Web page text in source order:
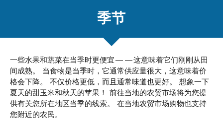
季节
一些水果和蔬菜在当季时更便宜——这意味着它们刚刚从田
间成熟。 当食物是当季时，它通常供应量很大，这意味着价
格会下降。 不仅价格更低，而且通常味道也更好。 想象一下
夏天的甜玉米和秋天的苹果！ 前往当地的农贸市场将为您提
供有关您所在地区当季的线索。 在当地农贸市场购物也支持
您附近的农民。